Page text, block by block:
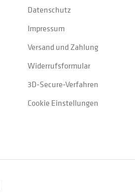
Datenschutz
Impressum
Versand und Zahlung
Widerrufsformular
3D-Secure-Verfahren
Cookie Einstellungen